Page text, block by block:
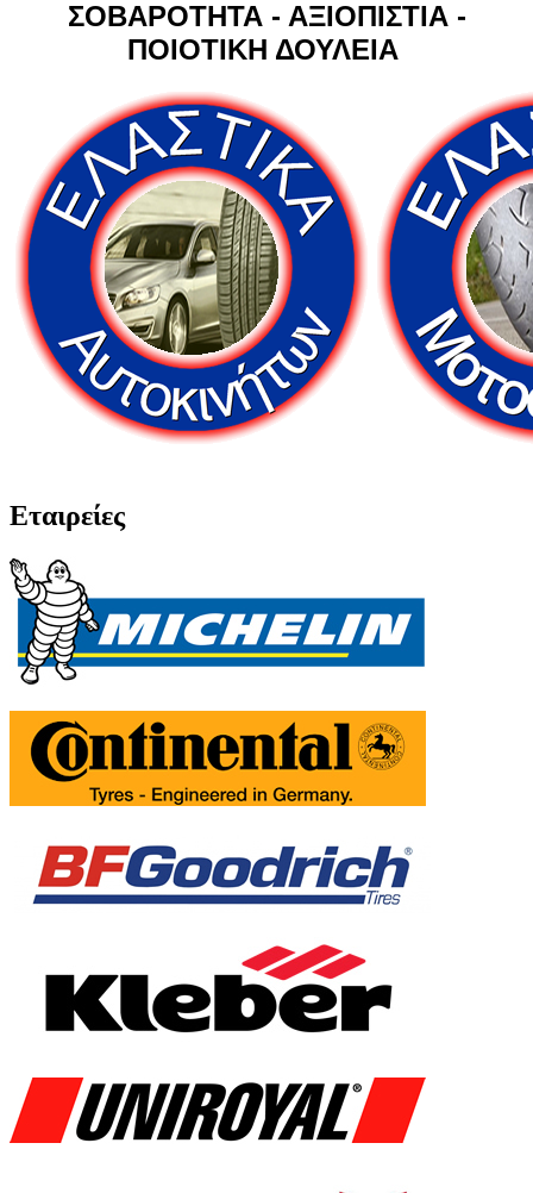
ΣΟΒΑΡΟΤΗΤΑ - ΑΞΙΟΠΙΣΤΙΑ -
ΠΟΙΟΤΙΚΗ ΔΟΥΛΕΙΑ
Εταιρείες